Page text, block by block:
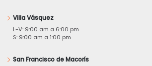
Villa Vásquez
L-V: 9:00 am a 6:00 pm
S: 9:00 am a 1:00 pm
San Francisco de Macorís